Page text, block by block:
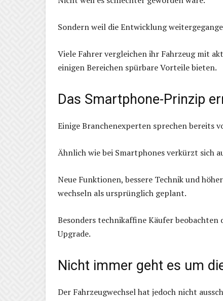
Sondern weil die Entwicklung
Viele Fahrer vergleichen ihr Fahrzeug mit
einigen Bereichen spürbare Vorteile bieten.
Das Smartphone-Prinzip
Einige Branchenexperten sprechen bereits
Ähnlich wie bei Smartphones verkürzt sich
Neue Funktionen, bessere Technik und
wechseln als ursprünglich geplant.
Besonders technikaffine Käufer
Upgrade.
Nicht immer geht es um
Der Fahrzeugwechsel hat jedoch nicht